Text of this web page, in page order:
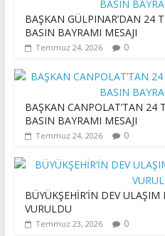
BAŞKAN GÜLPINAR’DAN 24
BASIN BAYRAMI MESAJI
Temmuz 24, 2026 0
BAŞKAN CANPOLAT’TAN 24
BASIN BAYRAMI MESAJI
Temmuz 24, 2026 0
BÜYÜKŞEHİR’İN DEV
VURULDU
Temmuz 23, 2026 0